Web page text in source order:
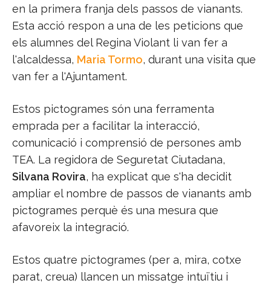
en la primera franja dels passos de vianants.
Esta acció respon a una de les peticions que
els alumnes del Regina Violant li van fer a
l'alcaldessa, Maria Tormo, durant una visita que
van fer a l'Ajuntament.
Estos pictogrames són una ferramenta
emprada per a facilitar la interacció,
comunicació i comprensió de persones amb
TEA. La regidora de Seguretat Ciutadana,
Silvana Rovira, ha explicat que s'ha decidit
ampliar el nombre de passos de vianants amb
pictogrames perquè és una mesura que
afavoreix la integració.
Estos quatre pictogrames (per a, mira, cotxe
parat, creua) llancen un missatge intuïtiu i